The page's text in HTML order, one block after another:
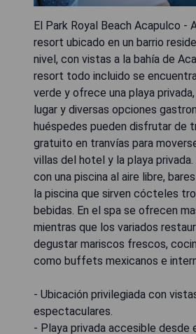
El Park Royal Beach Acapulco -
resort ubicado en un barrio
nivel, con vistas a la bahía de
resort todo incluido se
verde y ofrece una playa
lugar y diversas opciones
huéspedes pueden disfrutar de
gratuito en tranvías para
villas del hotel y la playa
con una piscina al aire libre,
la piscina que sirven cócteles
bebidas. En el spa se ofrecen
mientras que los variados
degustar mariscos frescos,
como buffets mexicanos e
- Ubicación privilegiada con
espectaculares.
- Playa privada accesible desde